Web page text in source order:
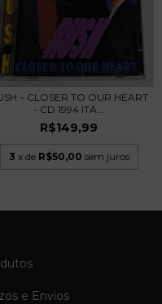
– CLOSER TO OUR HEART
- CD 1994 ITÁ...
R$149,99
3 x de R$50,00 sem juros
e Envios